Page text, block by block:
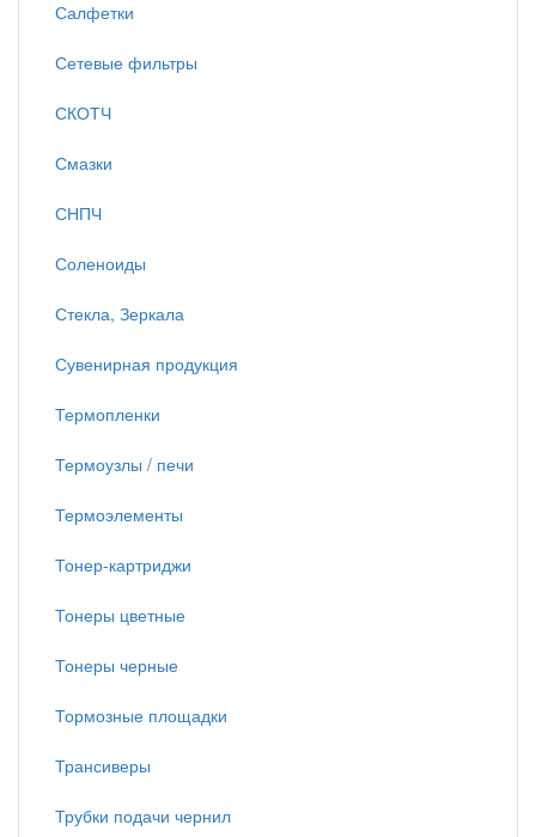
Салфетки
Сетевые фильтры
СКОТЧ
Смазки
СНПЧ
Соленоиды
Стекла, Зеркала
Сувенирная продукция
Термопленки
Термоузлы / печи
Термоэлементы
Тонер-картриджи
Тонеры цветные
Тонеры черные
Тормозные площадки
Трансиверы
Трубки подачи чернил